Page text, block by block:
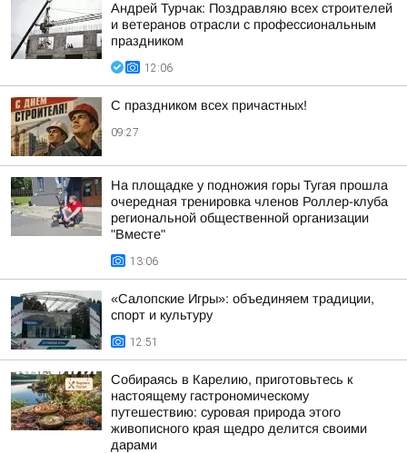
Андрей Турчак: Поздравляю всех строителей
и ветеранов отрасли с профессиональным
праздником
12:06
С праздником всех причастных!
09:27
На площадке у подножия горы Тугая прошла
очередная тренировка членов Роллер-клуба
региональной общественной организации
"Вместе"
13:06
«Салопские Игры»: объединяем традиции,
спорт и культуру
12:51
Собираясь в Карелию, приготовьтесь к
настоящему гастрономическому
путешествию: суровая природа этого
живописного края щедро делится своими
дарами